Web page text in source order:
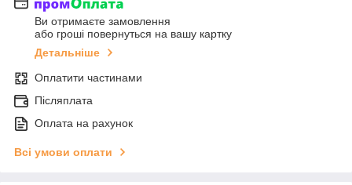
Ви отримаєте замовлення
або гроші повернуться на вашу картку
Детальніше
Оплатити частинами
Післяплата
Оплата на рахунок
Всі умови оплати